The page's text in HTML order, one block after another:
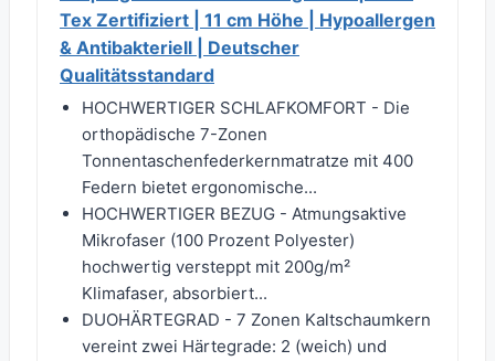
Tex Zertifiziert | 11 cm Höhe | Hypoallergen
& Antibakteriell | Deutscher
Qualitätsstandard
HOCHWERTIGER SCHLAFKOMFORT - Die
orthopädische 7-Zonen
Tonnentaschenfederkernmatratze mit 400
Federn bietet ergonomische...
HOCHWERTIGER BEZUG - Atmungsaktive
Mikrofaser (100 Prozent Polyester)
hochwertig versteppt mit 200g/m²
Klimafaser, absorbiert...
DUOHÄRTEGRAD - 7 Zonen Kaltschaumkern
vereint zwei Härtegrade: 2 (weich) und